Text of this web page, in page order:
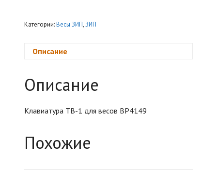
ТВ-1
Категории:Весы ЗИП,ЗИП
Описание
Описание
Клавиатура ТВ-1 для весов ВР4149
Похожие